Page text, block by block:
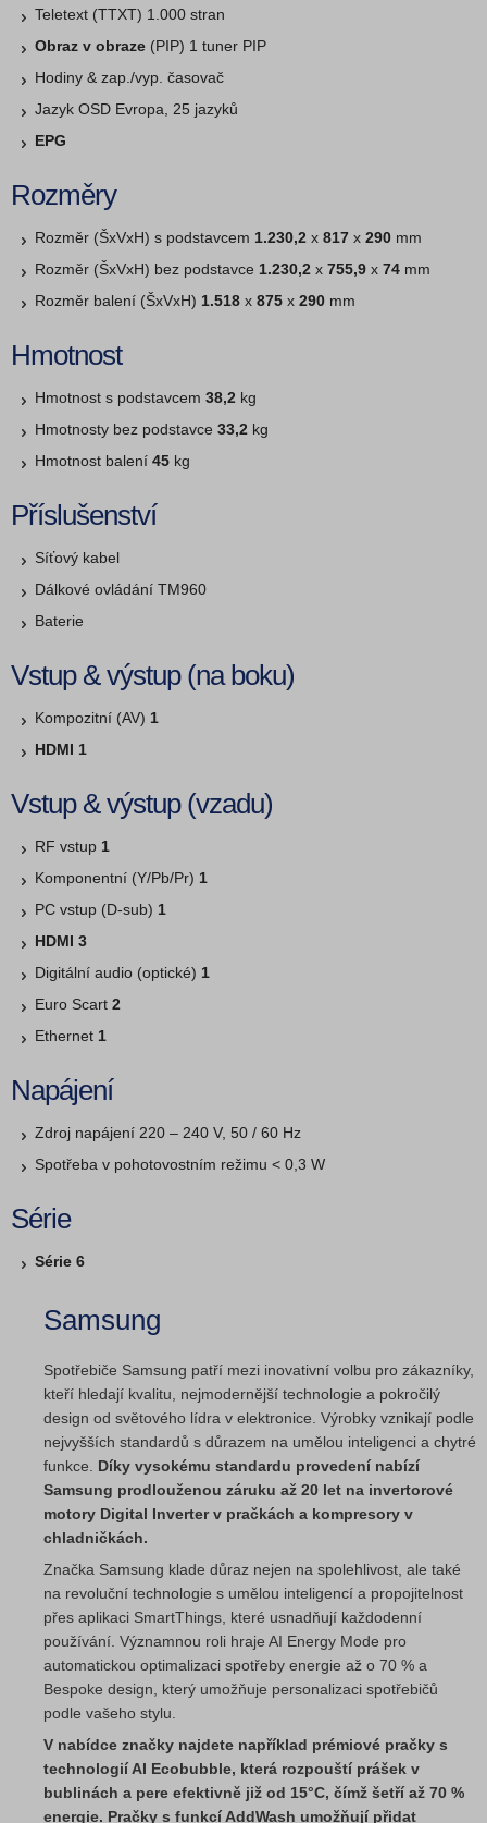
Teletext (TTXT) 1.000 stran
Obraz v obraze (PIP) 1 tuner PIP
Hodiny & zap./vyp. časovač
Jazyk OSD Evropa, 25 jazyků
EPG
Rozměry
Rozměr (ŠxVxH) s podstavcem 1.230,2 x 817 x 290 mm
Rozměr (ŠxVxH) bez podstavce 1.230,2 x 755,9 x 74 mm
Rozměr balení (ŠxVxH) 1.518 x 875 x 290 mm
Hmotnost
Hmotnost s podstavcem 38,2 kg
Hmotnosty bez podstavce 33,2 kg
Hmotnost balení 45 kg
Příslušenství
Síťový kabel
Dálkové ovládání TM960
Baterie
Vstup & výstup (na boku)
Kompozitní (AV) 1
HDMI 1
Vstup & výstup (vzadu)
RF vstup 1
Komponentní (Y/Pb/Pr) 1
PC vstup (D-sub) 1
HDMI 3
Digitální audio (optické) 1
Euro Scart 2
Ethernet 1
Napájení
Zdroj napájení 220 – 240 V, 50 / 60 Hz
Spotřeba v pohotovostním režimu < 0,3 W
Série
Série 6
Samsung
Spotřebiče Samsung patří mezi inovativní volbu pro zákazníky,
kteří hledají kvalitu, nejmodernější technologie a pokročilý
design od světového lídra v elektronice. Výrobky vznikají podle
nejvyšších standardů s důrazem na umělou inteligenci a chytré
funkce. Díky vysokému standardu provedení nabízí
Samsung prodlouženou záruku až 20 let na invertorové
motory Digital Inverter v pračkách a kompresory v
chladničkách.
Značka Samsung klade důraz nejen na spolehlivost, ale také
na revoluční technologie s umělou inteligencí a propojitelnost
přes aplikaci SmartThings, které usnadňují každodenní
používání. Významnou roli hraje AI Energy Mode pro
automatickou optimalizaci spotřeby energie až o 70 % a
Bespoke design, který umožňuje personalizaci spotřebičů
podle vašeho stylu.
V nabídce značky najdete například prémiové pračky s
technologií AI Ecobubble, která rozpouští prášek v
bublinách a pere efektivně již od 15°C, čímž šetří až 70 %
energie. Pračky s funkcí AddWash umožňují přidat